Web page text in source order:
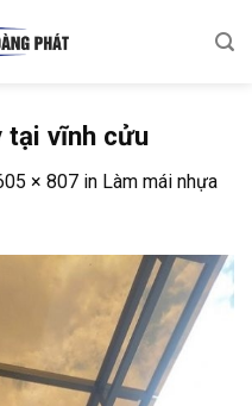
tại vĩnh cửu
× 807 in Làm mái nhựa